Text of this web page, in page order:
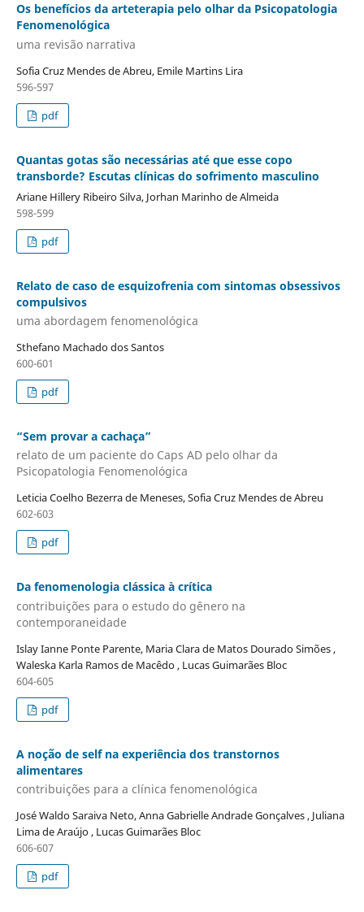
Os benefícios da arteterapia pelo olhar da Psicopatologia
Fenomenológica
uma revisão narrativa
Sofia Cruz Mendes de Abreu, Emile Martins Lira
596-597
pdf
Quantas gotas são necessárias até que esse copo
transborde? Escutas clínicas do sofrimento masculino
Ariane Hillery Ribeiro Silva, Jorhan Marinho de Almeida
598-599
pdf
Relato de caso de esquizofrenia com sintomas obsessivos
compulsivos
uma abordagem fenomenológica
Sthefano Machado dos Santos
600-601
pdf
“Sem provar a cachaça”
relato de um paciente do Caps AD pelo olhar da
Psicopatologia Fenomenológica
Leticia Coelho Bezerra de Meneses, Sofia Cruz Mendes de Abreu
602-603
pdf
Da fenomenologia clássica à crítica
contribuições para o estudo do gênero na
contemporaneidade
Islay Ianne Ponte Parente, Maria Clara de Matos Dourado Simões ,
Waleska Karla Ramos de Macêdo , Lucas Guimarães Bloc
604-605
pdf
A noção de self na experiência dos transtornos
alimentares
contribuições para a clínica fenomenológica
José Waldo Saraiva Neto, Anna Gabrielle Andrade Gonçalves , Juliana
Lima de Araújo , Lucas Guimarães Bloc
606-607
pdf